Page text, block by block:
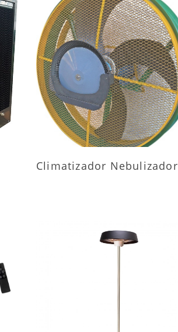
MAIS INFORMAÇÕES
Climatizador Nebulizador